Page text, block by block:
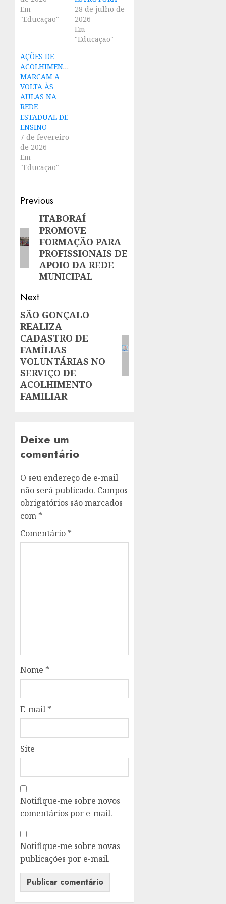
Em
"Educação"
28 de julho de
2026
Em
"Educação"
AÇÕES DE
ACOLHIMENTO
MARCAM A
VOLTA ÀS
AULAS NA
REDE
ESTADUAL DE
ENSINO
7 de fevereiro
de 2026
Em
"Educação"
Post
navigation
Previous
Previous
post:
ITABORAÍ
PROMOVE
FORMAÇÃO PARA
PROFISSIONAIS DE
APOIO DA REDE
MUNICIPAL
Next
Next
post:
SÃO GONÇALO
REALIZA
CADASTRO DE
FAMÍLIAS
VOLUNTÁRIAS NO
SERVIÇO DE
ACOLHIMENTO
FAMILIAR
Deixe um
comentário
O seu endereço de e-mail
não será publicado. Campos
obrigatórios são marcados
com *
Comentário *
Nome *
E-mail *
Site
Notifique-me sobre novos
comentários por e-mail.
Notifique-me sobre novas
publicações por e-mail.